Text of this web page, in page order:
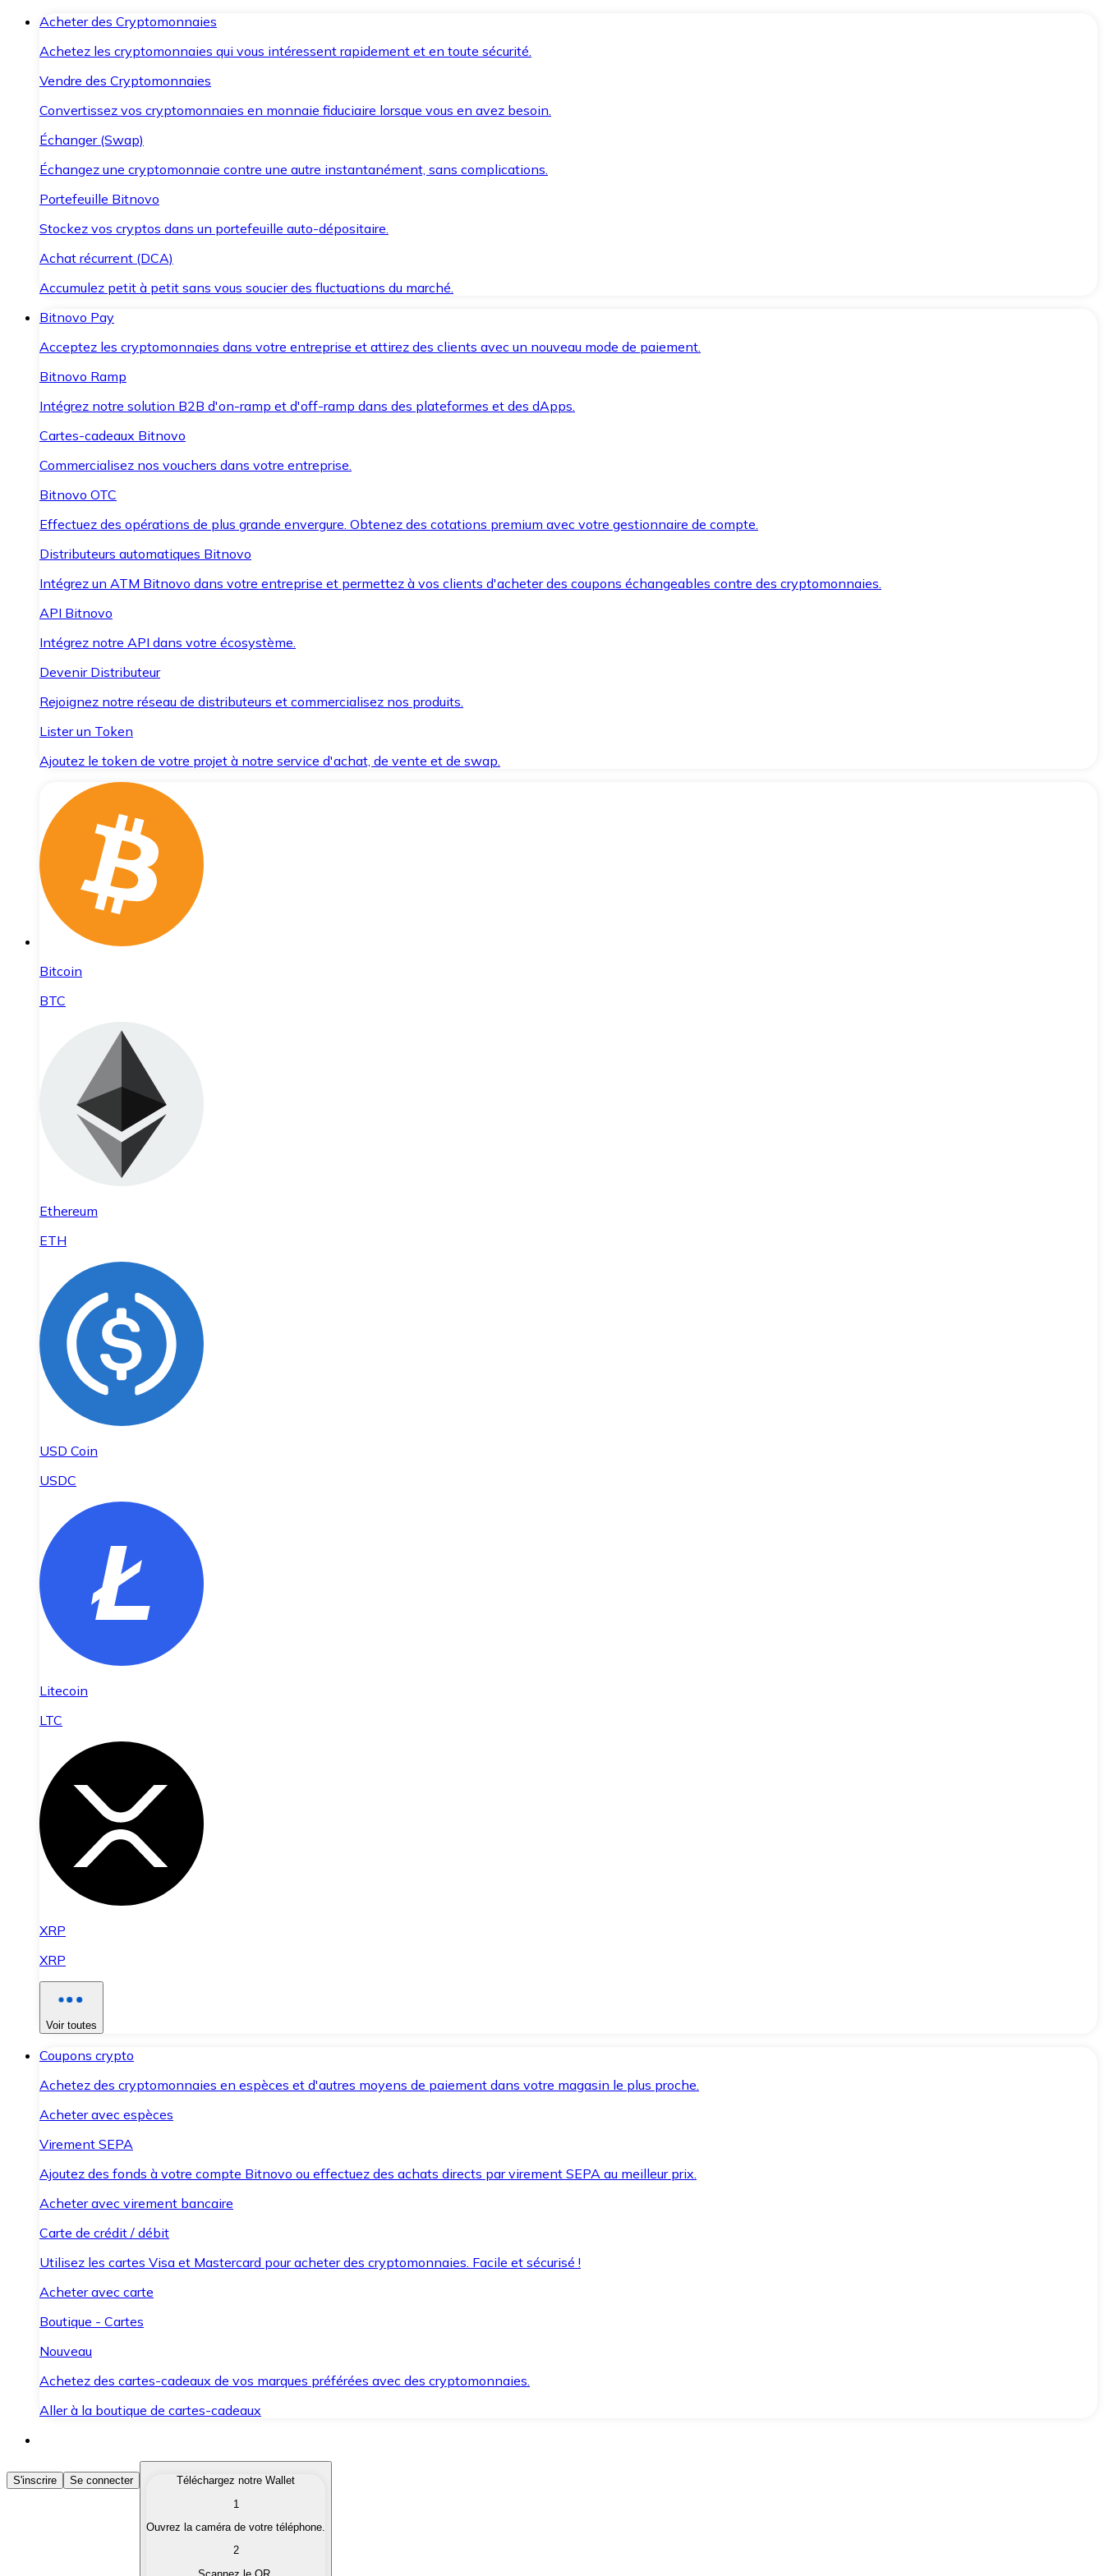
Acheter des Cryptomonnaies
Achetez les cryptomonnaies qui vous intéressent rapidement et en toute sécurité.
Vendre des Cryptomonnaies
Convertissez vos cryptomonnaies en monnaie fiduciaire lorsque vous en avez besoin.
Échanger (Swap)
Échangez une cryptomonnaie contre une autre instantanément, sans complications.
Portefeuille Bitnovo
Stockez vos cryptos dans un portefeuille auto-dépositaire.
Achat récurrent (DCA)
Accumulez petit à petit sans vous soucier des fluctuations du marché.
Bitnovo Pay
Acceptez les cryptomonnaies dans votre entreprise et attirez des clients avec un nouveau mode de paiement.
Bitnovo Ramp
Intégrez notre solution B2B d'on-ramp et d'off-ramp dans des plateformes et des dApps.
Cartes-cadeaux Bitnovo
Commercialisez nos vouchers dans votre entreprise.
Bitnovo OTC
Effectuez des opérations de plus grande envergure. Obtenez des cotations premium avec votre gestionnaire de compte.
Distributeurs automatiques Bitnovo
Intégrez un ATM Bitnovo dans votre entreprise et permettez à vos clients d'acheter des coupons échangeables contre des cryptomonnaies.
API Bitnovo
Intégrez notre API dans votre écosystème.
Devenir Distributeur
Rejoignez notre réseau de distributeurs et commercialisez nos produits.
Lister un Token
Ajoutez le token de votre projet à notre service d'achat, de vente et de swap.
Bitcoin
BTC
Ethereum
ETH
USD Coin
USDC
Litecoin
LTC
XRP
XRP
Voir toutes
Coupons crypto
Achetez des cryptomonnaies en espèces et d'autres moyens de paiement dans votre magasin le plus proche.
Acheter avec espèces
Virement SEPA
Ajoutez des fonds à votre compte Bitnovo ou effectuez des achats directs par virement SEPA au meilleur prix.
Acheter avec virement bancaire
Carte de crédit / débit
Utilisez les cartes Visa et Mastercard pour acheter des cryptomonnaies. Facile et sécurisé !
Acheter avec carte
Boutique - Cartes
Nouveau
Achetez des cartes-cadeaux de vos marques préférées avec des cryptomonnaies.
Aller à la boutique de cartes-cadeaux
Acheter des Cryptomonnaies
Achetez les cryptomonnaies qui vous intéressent rapidement et en toute sécurité.
Convertissez vos cryptomonnaies en monnaie fiduciaire lorsque vous en avez besoin.
S'inscrire Se connecter
Téléchargez notre Wallet
1
Ouvrez la caméra de votre téléphone.
2